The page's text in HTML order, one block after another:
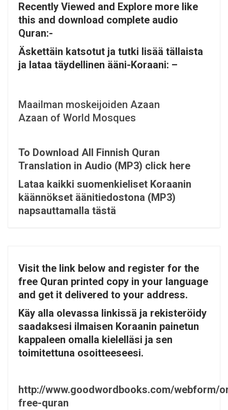
Recently Viewed and Explore more like
this and download complete audio
Quran:-
Äskettäin katsotut ja tutki lisää tällaista
ja lataa täydellinen ääni-Koraani: –
Maailman moskeijoiden Azaan
Azaan of World Mosques
To Download All Finnish Quran
Translation in Audio (MP3) click here
Lataa kaikki suomenkieliset Koraanin
käännökset äänitiedostona (MP3)
napsauttamalla tästä
Visit the link below and register for the
free Quran printed copy in your language
and get it delivered to your address.
Käy alla olevassa linkissä ja rekisteröidy
saadaksesi ilmaisen Koraanin painetun
kappaleen omalla kielelläsi ja sen
toimitettuna osoitteeseesi.
http://www.goodwordbooks.com/webform/
free-quran